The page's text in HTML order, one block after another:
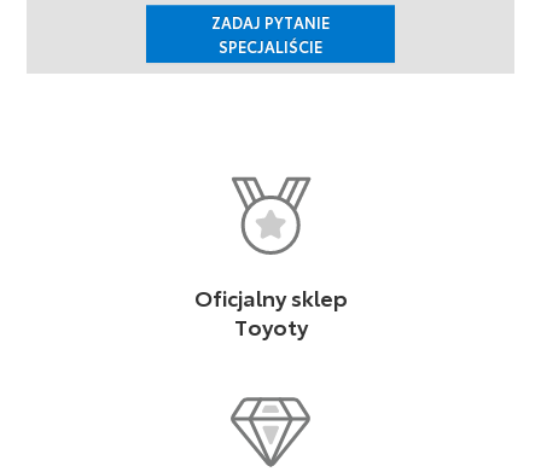
ZADAJ PYTANIE
SPECJALIŚCIE
Oficjalny sklep
Toyoty